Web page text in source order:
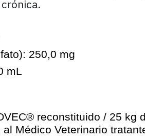
250,0 mg
mL
reconstituido / 25 kg
Médico Veterinario